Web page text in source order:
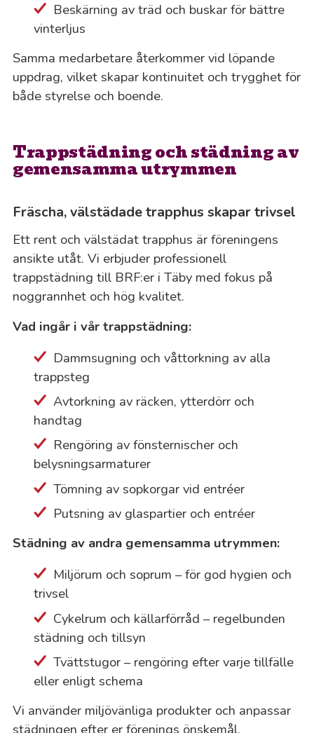
Beskärning av träd och buskar för bättre
vinterljus
Samma medarbetare återkommer vid löpande
uppdrag, vilket skapar kontinuitet och trygghet för
både styrelse och boende.
Trappstädning och städning av
gemensamma utrymmen
Fräscha, välstädade trapphus skapar trivsel
Ett rent och välstädat trapphus är föreningens
ansikte utåt. Vi erbjuder professionell
trappstädning till BRF:er i Täby med fokus på
noggrannhet och hög kvalitet.
Vad ingår i vår trappstädning:
Dammsugning och våttorkning av alla
trappsteg
Avtorkning av räcken, ytterdörr och
handtag
Rengöring av fönsternischer och
belysningsarmaturer
Tömning av sopkorgar vid entréer
Putsning av glaspartier och entréer
Städning av andra gemensamma utrymmen:
Miljörum och soprum – för god hygien och
trivsel
Cykelrum och källarförråd – regelbunden
städning och tillsyn
Tvättstugor – rengöring efter varje tillfälle
eller enligt schema
Vi använder miljövänliga produkter och anpassar
städningen efter er förenings önskemål.